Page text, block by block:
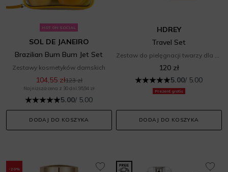
HOT ON SOCIAL
SOL DE JANEIRO
Brazilian Bum Bum Jet Set
Zestawy kosmetyków damskich
104,55 zł123 zł
Najniższa cena z 30 dni: 95,94 zł
5.00/ 5.00
DODAJ DO KOSZYKA
Prezent gratis
HDREY
Travel Set
120 zł
5.00/ 5.00
DODAJ DO KOSZYKA
-20%